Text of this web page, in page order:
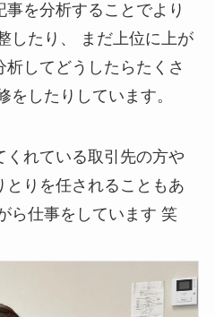
を分析することでより
したり、 まだ上位に上が
析してどうしたらたくさ
をしたりしています。
れている取引先の方や
とりを任されることもあ
ら仕事をしています 笑